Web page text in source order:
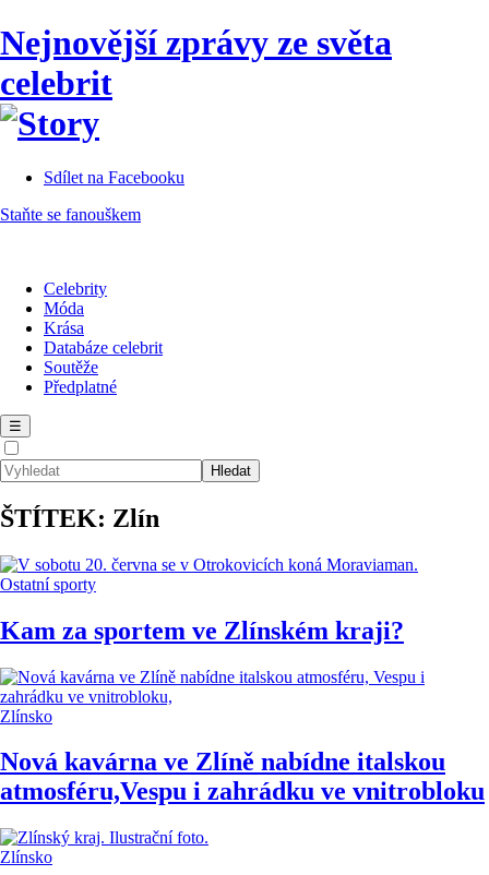
Nejnovější zprávy ze světa
celebrit
Sdílet na Facebooku
Staňte se fanouškem
Celebrity
Móda
Krása
Databáze celebrit
Soutěže
Předplatné
☰
ŠTÍTEK: Zlín
Ostatní sporty
Kam za sportem ve Zlínském kraji?
Zlínsko
Nová kavárna ve Zlíně nabídne italskou
atmosféru,Vespu i zahrádku ve vnitrobloku
Zlínsko